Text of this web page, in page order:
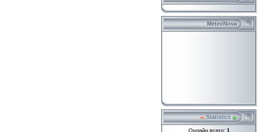
MeteoNova
Statistics
Онлайн всего: 1